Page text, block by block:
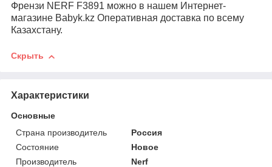
Френзи NERF F3891 можно в нашем Интернет-
магазине Babyk.kz Оперативная доставка по всему
Казахстану.
Скрыть
Характеристики
Основные
Страна производитель
Россия
Состояние
Новое
Производитель
Nerf